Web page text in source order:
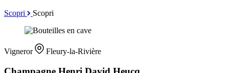
Scopri Scopri
Vigneror Fleury-la-Rivière